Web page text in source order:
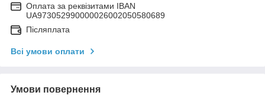
Оплата за реквізитами IBAN
UA973052990000026002050580689
Післяплата
Всі умови оплати
Умови повернення